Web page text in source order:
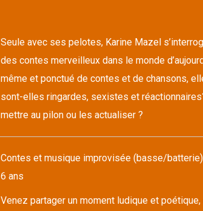
Seule avec ses pelotes, Karine Mazel
des contes merveilleux dans le monde
même et ponctué de contes et de chansons,
sont-elles ringardes, sexistes et
mettre au pilon ou les actualiser ?
Contes et musique improvisée (basse/
6 ans
Venez partager un moment ludique et